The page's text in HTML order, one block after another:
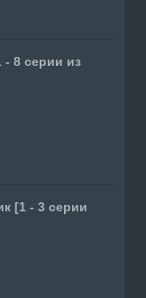
8 серии из
[1 - 3 серии